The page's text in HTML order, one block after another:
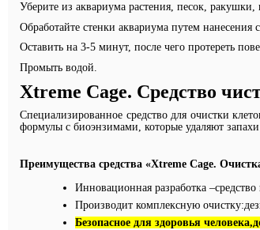
Уберите из аквариума растения, песок, ракушки,
Обработайте стенки аквариума путем нанесения
Оставить на 3-5 минут, после чего протереть
Промыть водой.
Xtreme Cage. Средство
Специализированное средство для очистки
формулы с биоэнзимами, которые удаляют
Преимущества средства «Xtreme Cage.
Инновационная разработка
Производит комплексную
Безопасное для здоровья